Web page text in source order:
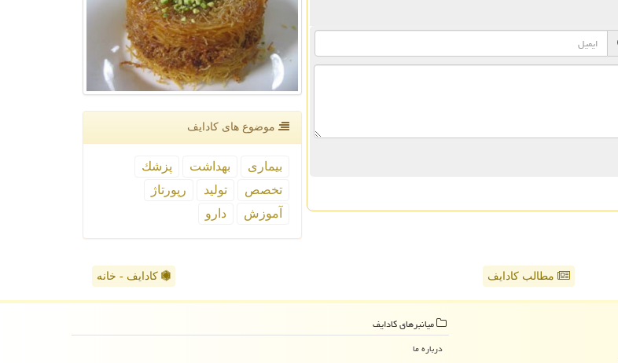
موضوع های كادایف
بیماری بهداشت
پزشك
تخصص
تولید
رپورتاژ
آموزش
دارو
مطالب کادایف کادایف - خانه
میانبرهای كادایف
درباره ما